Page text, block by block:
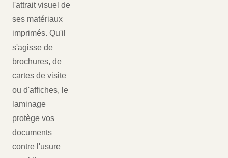
l'attrait visuel de
ses matériaux
imprimés. Qu'il
s'agisse de
brochures, de
cartes de visite
ou d'affiches, le
laminage
protège vos
documents
contre l'usure